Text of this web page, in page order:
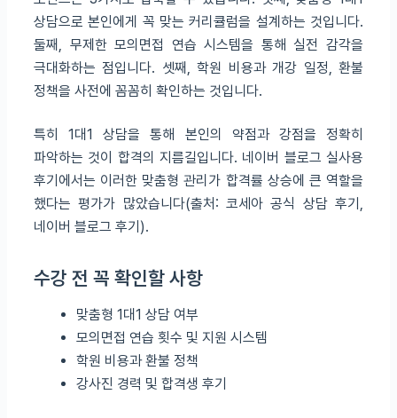
상담으로 본인에게 꼭 맞는 커리큘럼을 설계하는 것입니다.
둘째, 무제한 모의면접 연습 시스템을 통해 실전 감각을
극대화하는 점입니다. 셋째, 학원 비용과 개강 일정, 환불
정책을 사전에 꼼꼼히 확인하는 것입니다.
특히 1대1 상담을 통해 본인의 약점과 강점을 정확히
파악하는 것이 합격의 지름길입니다. 네이버 블로그 실사용
후기에서는 이러한 맞춤형 관리가 합격률 상승에 큰 역할을
했다는 평가가 많았습니다(출처: 코세아 공식 상담 후기,
네이버 블로그 후기).
수강 전 꼭 확인할 사항
맞춤형 1대1 상담 여부
모의면접 연습 횟수 및 지원 시스템
학원 비용과 환불 정책
강사진 경력 및 합격생 후기